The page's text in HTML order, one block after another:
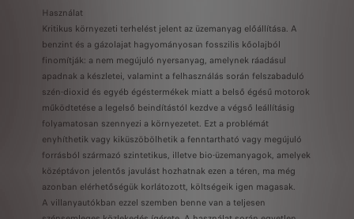
Használat
Kritikus környezeti terhelést jelent az üzemanyag előállítása. A
benzint és a gázolajat hagyományosan fosszilis kőolajból
finomítják: a nem megújuló nyersanyag, amelynek ráadásul
apadnak a készletei, valamint a felhasználás során felszabaduló
szén-dioxid és egyéb égéstermékek miatt a belső égésű motorok
működtetése a legelső beindítástól kezdve a végső leállításig
folyamatosan szennyezi a környezetet. Ezt a problémát
enyhíthetik vagy kiküszöbölhetik a fenntartható vagy megújuló
forrásból származó szintetikus, illetve bio-üzemanyagok, amelyek
középtávon jelentős javulást hozhatnak ezen a téren, ma még
azonban elérhetőségük korlátozott, költségeik igen magasak.
A villanyautókban ezzel szemben benne van a teljesen